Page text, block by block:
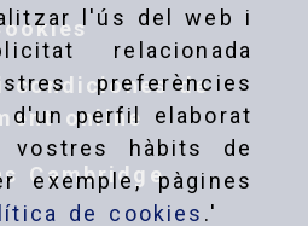
l'ús del web i
relacionada
preferències
d'un perfil elaborat
hàbits de
exemple, pàgines
de cookies .'
condiciones de
online
Cambridge